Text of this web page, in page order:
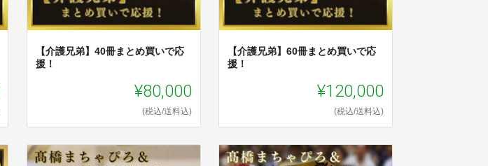
【介護兄弟】40冊まとめ買いで応
援！
¥80,000
(税込/送料込)
【介護兄弟】60冊まとめ買いで応
援！
¥120,000
(税込/送料込)